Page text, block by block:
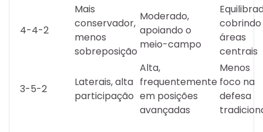
4-4-2
Mais
conservador,
menos
sobreposição
Moderado,
apoiando o
meio-campo
cobrindo
áreas
centrais
3-5-2
Laterais, alta
participação
Alta,
frequentemente
em posições
avançadas
Menos
foco na
defesa